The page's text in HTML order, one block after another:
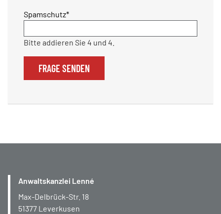
Pflichtfeld
Spamschutz*
Bitte addieren Sie 4 und 4.
FRAGE SENDEN
Anwaltskanzlei Lenné
Max-Delbrück-Str. 18
51377 Leverkusen